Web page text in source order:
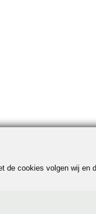
cookies volgen wij